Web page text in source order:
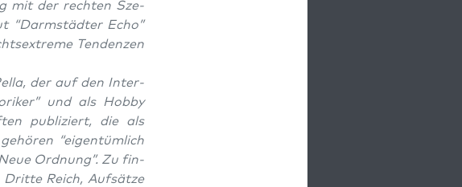
mit der rech­ten Sze­
“Darm­städ­ter Echo”
Ten­den­zen
der auf den Inter­
und als Hob­by
publi­ziert, die als
“eigen­tüm­lich
Ord­nung”. Zu fin­
Reich, Auf­sät­ze